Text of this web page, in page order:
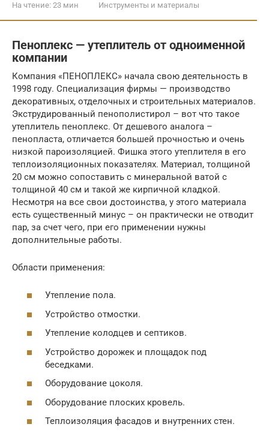
На чтение: 23 мин Инструменты и материалы
Пеноплекс — утеплитель от одноименной
компании
Компания «ПЕНОПЛЕКС» начала свою деятельность в
1998 году. Специализация фирмы — производство
декоративных, отделочных и строительных материалов.
Экструдированный пенополистирол – вот что такое
утеплитель пеноплекс. От дешевого аналога –
пенопласта, отличается большей прочностью и очень
низкой пароизоляцией. Фишка этого утеплителя в его
теплоизоляционных показателях. Материал, толщиной
20 см можно сопоставить с минеральной ватой с
толщиной 40 см и такой же кирпичной кладкой.
Несмотря на все свои достоинства, у этого материала
есть существенный минус – он практически не отводит
пар, за счет чего, при его применении нужны
дополнительные работы.
Области применения:
Утепление пола.
Устройство отмостки.
Утепление колодцев и септиков.
Устройство дорожек и площадок под
беседками.
Оборудование цоколя.
Оборудование плоских кровель.
Теплоизоляция фасадов и внутренних стен.